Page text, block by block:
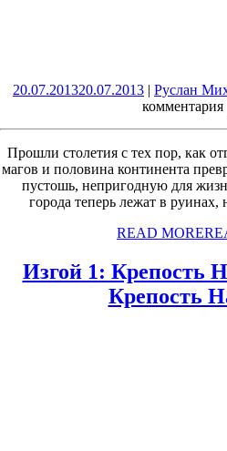
20.07.201320.07.2013 | Руслан
комментария
Прошли столетия с тех пор, как
магов и половина континента
пустошь, непригодную для
города теперь лежат в
READ MORE
Изгой 1: Крепость
Крепость